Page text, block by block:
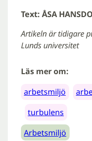
Text: ÅSA
Artikeln är tidigare
Lunds universitet
Läs mer om:
arbetsmiljö
turbulens
Arbetsmiljö